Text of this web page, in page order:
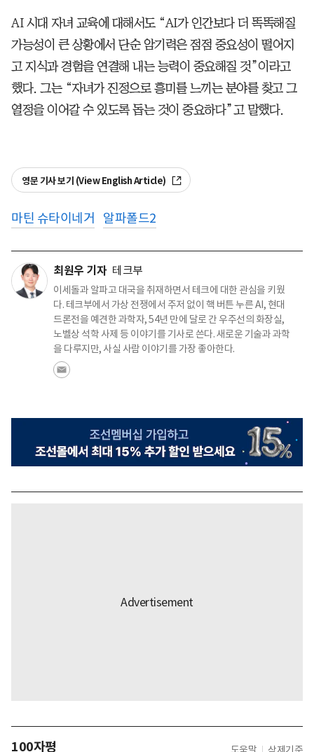
AI 시대 자녀 교육에 대해서도 “AI가 인간보다 더 똑똑해질
가능성이 큰 상황에서 단순 암기력은 점점 중요성이 떨어지
고 지식과 경험을 연결해 내는 능력이 중요해질 것”이라고
했다. 그는 “자녀가 진정으로 흥미를 느끼는 분야를 찾고 그
열정을 이어갈 수 있도록 돕는 것이 중요하다”고 말했다.
영문 기사 보기 (View English Article)
마틴 슈타이네거 알파폴드2
최원우 기자 테크부
이세돌과 알파고 대국을 취재하면서 테크에 대한 관심을 키웠
다. 테크부에서 가상 전쟁에서 주저 없이 핵 버튼 누른 AI, 현대
드론전을 예견한 과학자, 54년 만에 달로 간 우주선의 화장실,
노벨상 석학 사제 등 이야기를 기사로 쓴다. 새로운 기술과 과학
을 다루지만, 사실 사람 이야기를 가장 좋아한다.
100자평